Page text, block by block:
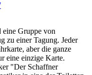
eine Gruppe von
zu einer Tagung. Jeder
aber die ganze
eine einzige Karte.
"Der Schaffner